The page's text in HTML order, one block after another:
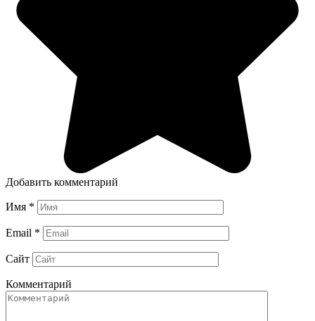
Добавить комментарий
Имя *
Email *
Сайт
Комментарий